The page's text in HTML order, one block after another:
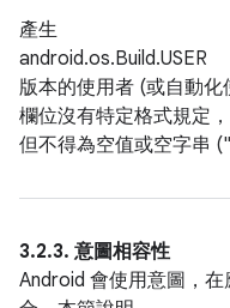
產生
android.os.Build.USER
版本的使用者 (或自動
欄位沒有特定格式規定，
但不得為空值或空字串
3.2.3. 意圖相容性
Android 會使用意圖，